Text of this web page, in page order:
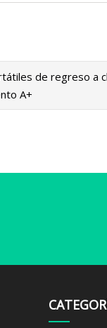
de regreso a
A+